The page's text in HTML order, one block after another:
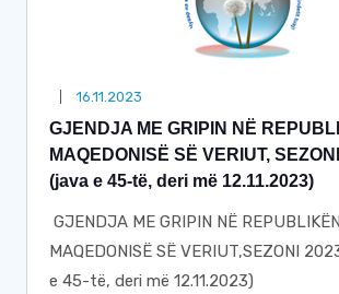
16.11.2023
GJENDJA ME GRIPIN NË
MAQEDONISË SË VERIUT,
(java e 45-të, deri më 12.11.2023)
GJENDJA ME GRIPIN NË
MAQEDONISË SË VERIUT,SEZONI
e 45-të, deri më 12.11.2023)